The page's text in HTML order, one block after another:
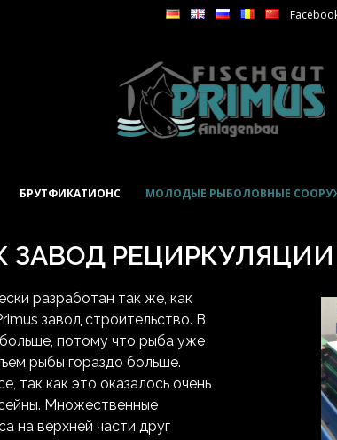
БРУТФИКАТИОНС МОЛОДЫЕ РЫБОЛОВНЫЕ
разработан так же, как
завод строительство. В
потому что рыба уже
рыбы гораздо больше.
так как это оказалось очень
Множественные
на верхней части друг